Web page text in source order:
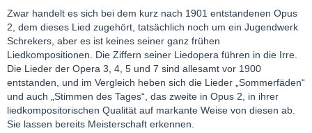
Zwar handelt es sich bei dem kurz nach 1901 entstandenen Opus
2, dem dieses Lied zugehört, tatsächlich noch um ein Jugendwerk
Schrekers, aber es ist keines seiner ganz frühen
Liedkompositionen. Die Ziffern seiner Liedopera führen in die Irre.
Die Lieder der Opera 3, 4, 5 und 7 sind allesamt vor 1900
entstanden, und im Vergleich heben sich die Lieder „Sommerfäden“
und auch „Stimmen des Tages“, das zweite in Opus 2, in ihrer
liedkompositorischen Qualität auf markante Weise von diesen ab.
Sie lassen bereits Meisterschaft erkennen.